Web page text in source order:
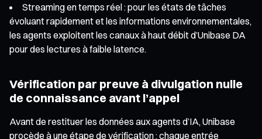
Streaming en temps réel : pour les états de tâches
évoluant rapidement et les informations environnementales,
les agents exploitent les canaux à haut débit d’Unibase DA
pour des lectures à faible latence.
Vérification par preuve à divulgation nulle
de connaissance avant l’appel
Avant de restituer les données aux agents d’IA, Unibase
procède à une étape de vérification : chaque entrée